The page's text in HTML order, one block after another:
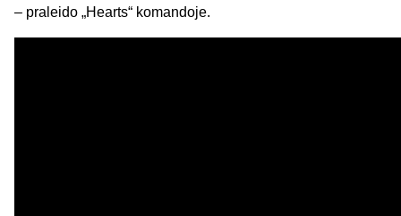
– praleido „Hearts“ komandoje.